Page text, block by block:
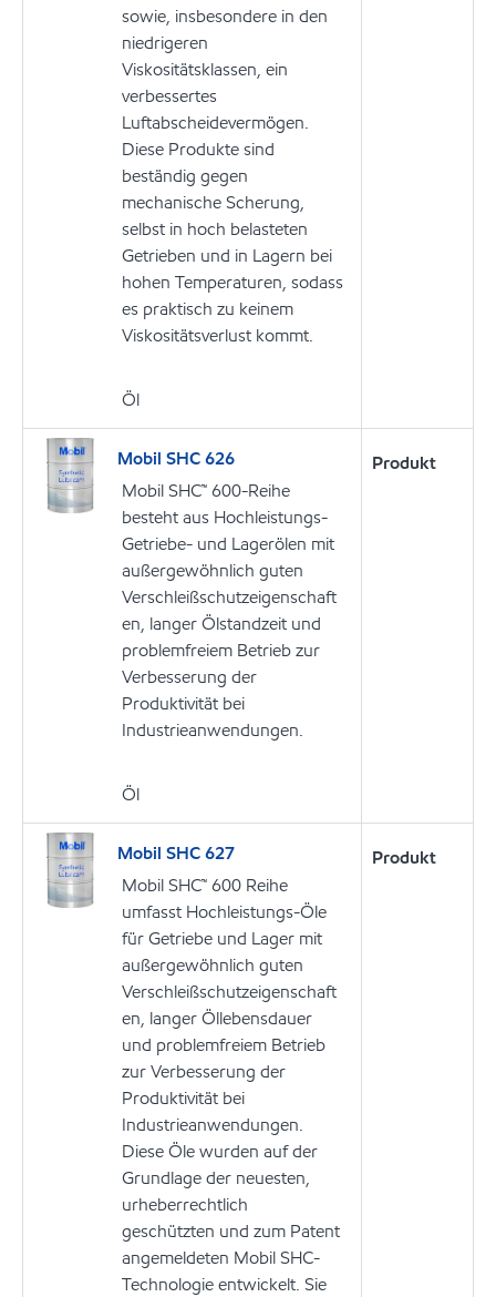
sowie, insbesondere in den
niedrigeren
Viskositätsklassen, ein
verbessertes
Luftabscheidevermögen.
Diese Produkte sind
beständig gegen
mechanische Scherung,
selbst in hoch belasteten
Getrieben und in Lagern bei
hohen Temperaturen, sodass
es praktisch zu keinem
Viskositätsverlust kommt.
Öl
Mobil SHC 626
Mobil SHC™ 600-Reihe
besteht aus Hochleistungs-
Getriebe- und Lagerölen mit
außergewöhnlich guten
Verschleißschutzeigenschaft
en, langer Ölstandzeit und
problemfreiem Betrieb zur
Verbesserung der
Produktivität bei
Industrieanwendungen.
Öl
Produkt
Mobil SHC 627
Mobil SHC™ 600 Reihe
umfasst Hochleistungs-Öle
für Getriebe und Lager mit
außergewöhnlich guten
Verschleißschutzeigenschaft
en, langer Öllebensdauer
und problemfreiem Betrieb
zur Verbesserung der
Produktivität bei
Industrieanwendungen.
Diese Öle wurden auf der
Grundlage der neuesten,
urheberrechtlich
geschützten und zum Patent
angemeldeten Mobil SHC-
Technologie entwickelt. Sie
Produkt